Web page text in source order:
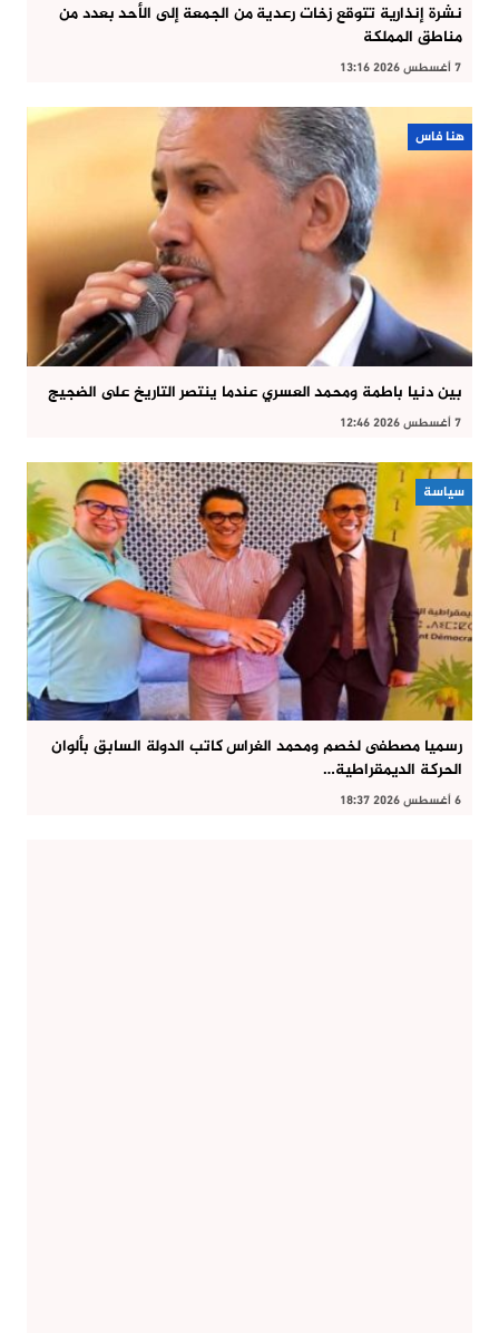
نشرة إنذارية تتوقع زخات رعدية من الجمعة إلى الأحد بعدد من
مناطق المملكة
7 أغسطس 2026 13:16
هنا فاس
بين دنيا باطمة ومحمد العسري عندما ينتصر التاريخ على الضجيج
7 أغسطس 2026 12:46
سياسة
رسميا مصطفى لخصم ومحمد الغراس كاتب الدولة السابق بألوان
الحركة الديمقراطية…
6 أغسطس 2026 18:37